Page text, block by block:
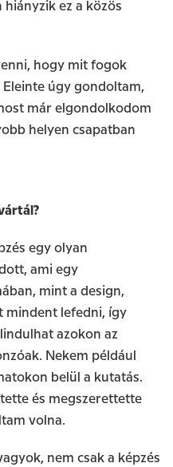
ez a közös
hogy mit fogok
Eleinte úgy gondoltam,
már elgondolkodom
helyen csapatban
egy olyan
ami egy
mint a design,
mindent lefedni, így
azokon az
Nekem például
belül a kutatás.
és megszerettette
volna.
nem csak a képzés